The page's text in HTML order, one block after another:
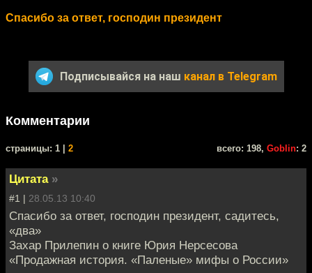
Спасибо за ответ, господин президент
Подписывайся на наш канал в Telegram
Комментарии
cтраницы: 1 | 2 всего: 198, Goblin: 2
Цитата »
#1 | 28.05.13 10:40
Спасибо за ответ, господин президент, садитесь,
«два»
Захар Прилепин о книге Юрия Нерсесова
«Продажная история. «Паленые» мифы о России»